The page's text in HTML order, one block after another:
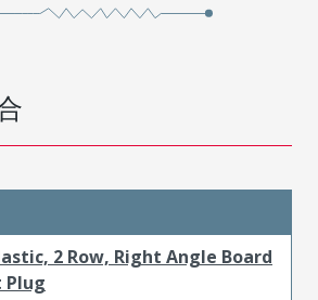
2 Row, Right Angle Board
Plug